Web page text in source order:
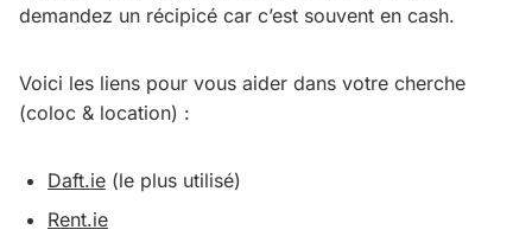
demandez un récipicé car c’est souvent en cash.
Voici les liens pour vous aider dans votre cherche
(coloc & location) :
Daft.ie (le plus utilisé)
Rent.ie